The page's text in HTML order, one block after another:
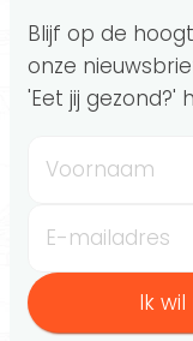
Blijf op de
onze
'Eet jij gezond?'
Voornaam
E-mailadres
Ik